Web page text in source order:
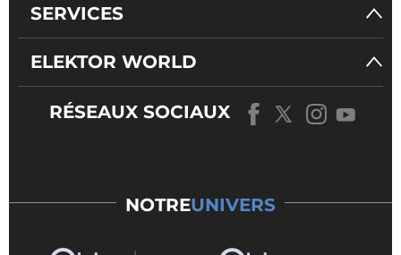
SERVICES
ELEKTOR WORLD
RÉSEAUX SOCIAUX
NOTREUNIVERS